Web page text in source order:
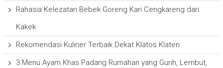
Rahasia Kelezatan Bebek Goreng Kari Cengkareng dari
Kakek
Rekomendasi Kuliner Terbaik Dekat Klatos Klaten
3 Menu Ayam Khas Padang Rumahan yang Gurih, Lembut,